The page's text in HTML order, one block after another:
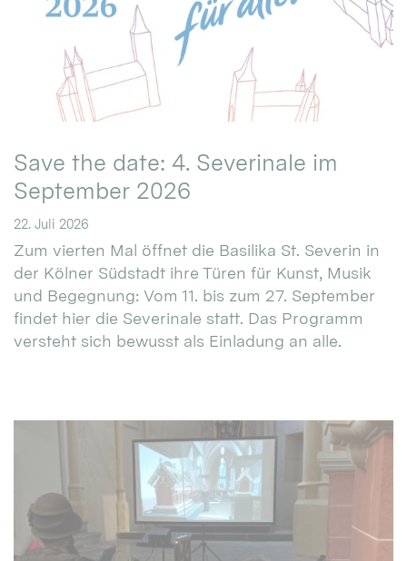
Save the date: 4. Severinale im
September 2026
22. Juli 2026
Zum vierten Mal öffnet die Basilika St. Severin in
der Kölner Südstadt ihre Türen für Kunst, Musik
und Begegnung: Vom 11. bis zum 27. September
findet hier die Severinale statt. Das Programm
versteht sich bewusst als Einladung an alle.